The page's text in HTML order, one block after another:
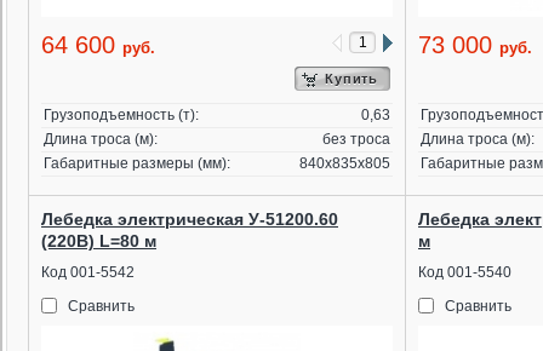
64 600 руб.
Купить
Грузоподъемность (т):
0,63
Длина троса (м):
без троса
Габаритные размеры (мм):
840х835х805
73 000 руб.
Длина троса (м):
Габаритные
Лебедка электрическая У-51200.60
(220В) L=80 м
Код 001-5542
Сравнить
Лебедка
м
Код 001-5540
Сравнить